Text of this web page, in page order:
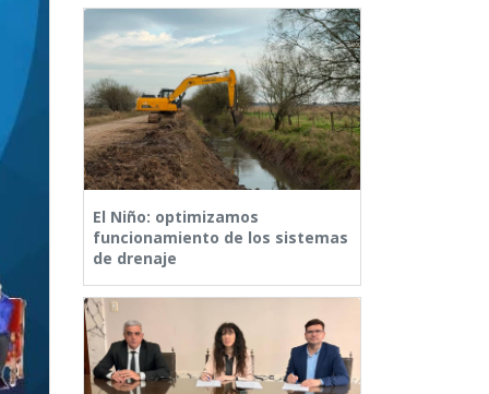
El Niño: optimizamos
funcionamiento de los sistemas
de drenaje